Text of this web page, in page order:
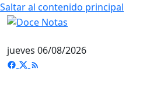
Saltar al contenido principal
jueves 06/08/2026